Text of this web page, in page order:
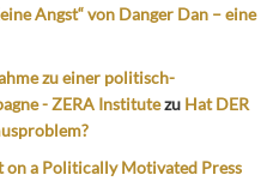
Angst“ von Danger Dan – eine
zu einer politisch-
- ZERA Institutezu Hat DER
on a Politically Motivated Press